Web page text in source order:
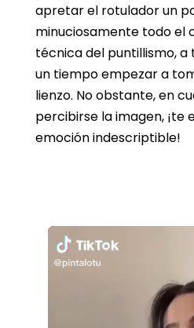
apretar el rotulador un
minuciosamente todo el
técnica del puntillismo, a
un tiempo empezar a
lienzo. No obstante, en
percibirse la imagen, ¡te
emoción indescriptible!